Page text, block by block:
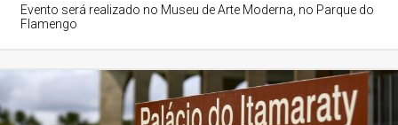
Evento será realizado no Museu de Arte Moderna, no Parque do
Flamengo